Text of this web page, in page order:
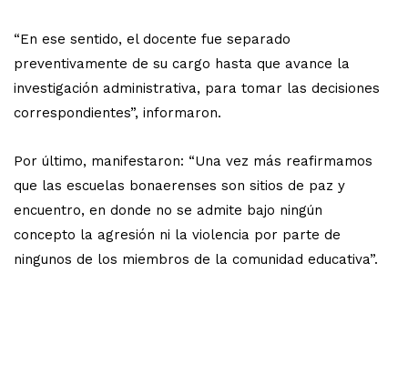
“En ese sentido, el docente fue separado
preventivamente de su cargo hasta que avance la
investigación administrativa, para tomar las decisiones
correspondientes”, informaron.
Por último, manifestaron: “Una vez más reafirmamos
que las escuelas bonaerenses son sitios de paz y
encuentro, en donde no se admite bajo ningún
concepto la agresión ni la violencia por parte de
ningunos de los miembros de la comunidad educativa”.